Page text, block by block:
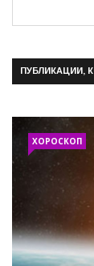
ПУБЛИКАЦИИ,
ХОРОСКОП